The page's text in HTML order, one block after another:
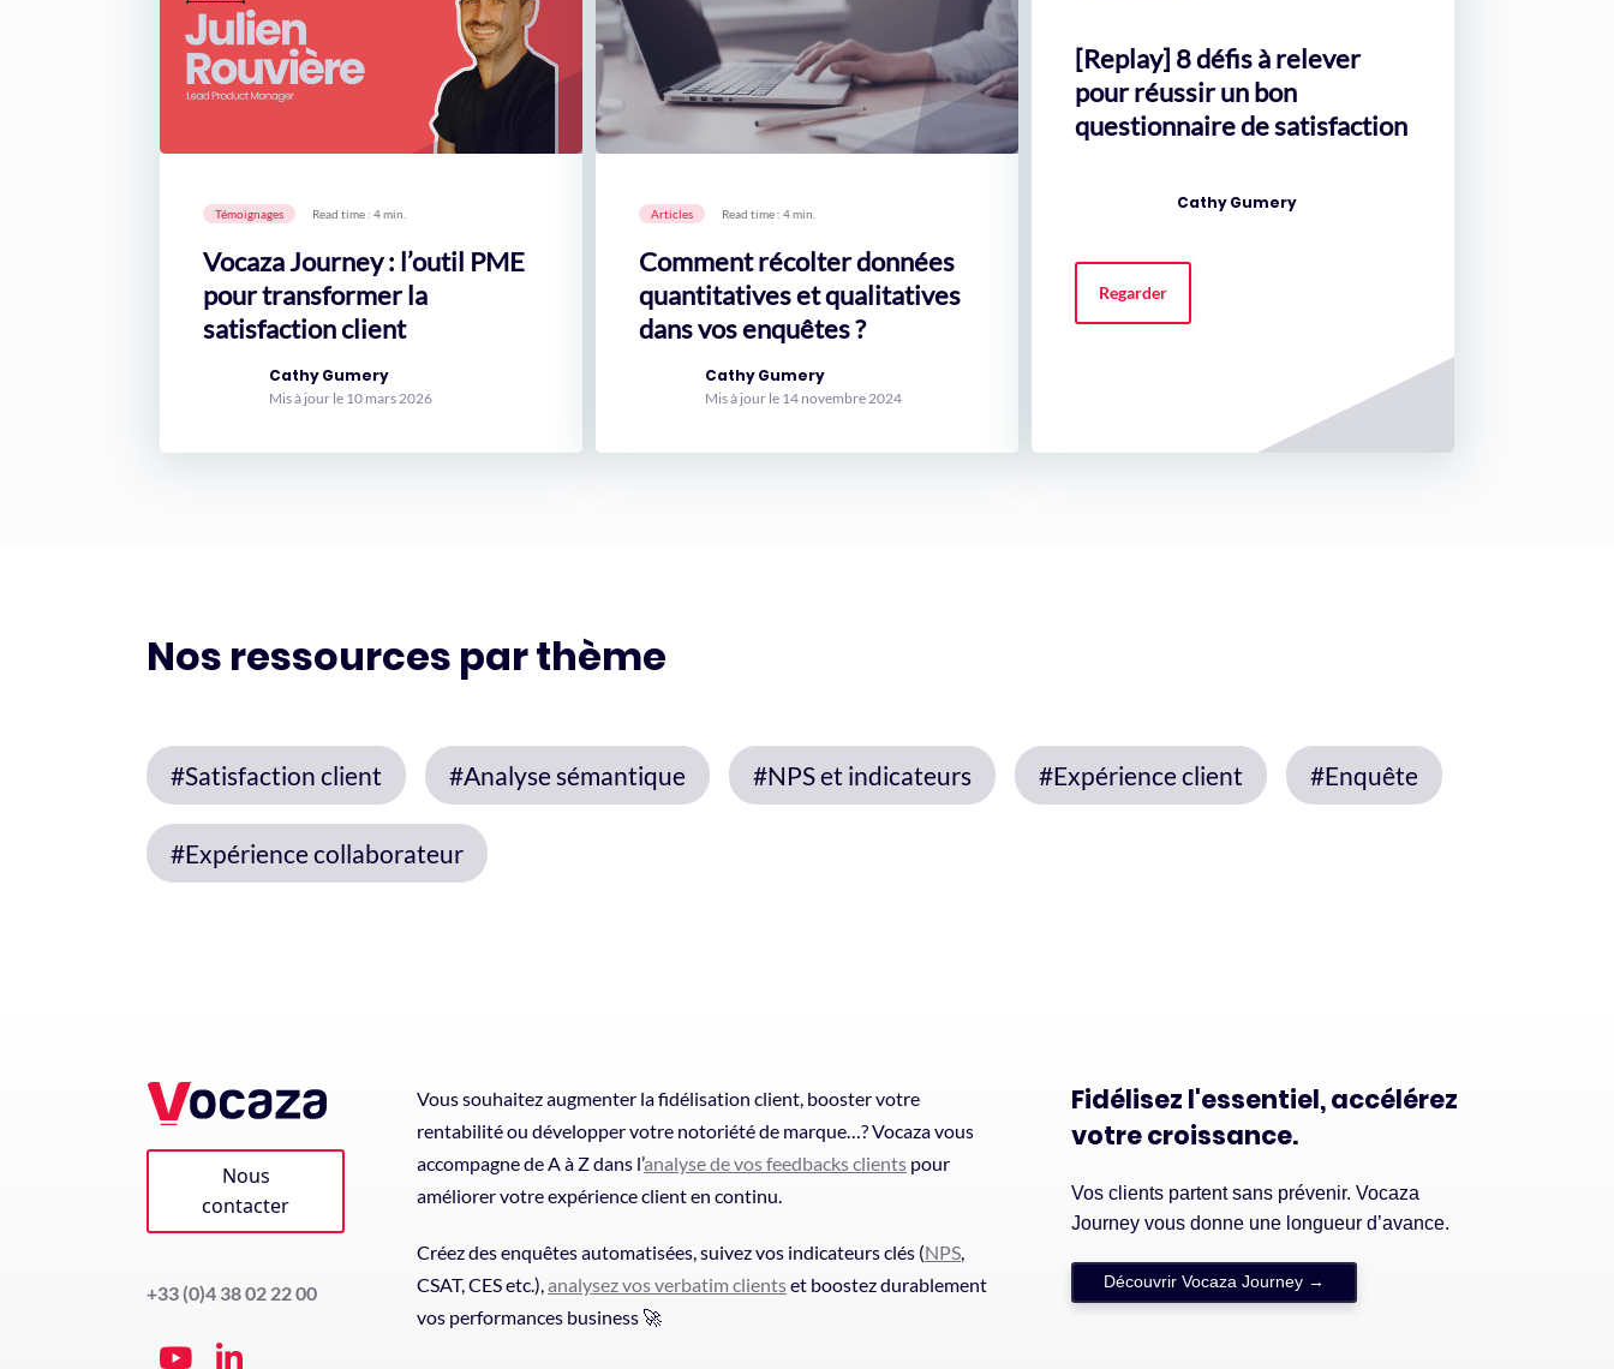
Témoignages Read time : 4 min.
Vocaza Journey : l’outil PME
pour transformer la
satisfaction client
Cathy Gumery
Mis à jour le 10 mars 2026
Articles Read time : 4 min.
Comment récolter données
quantitatives et qualitatives
dans vos enquêtes ?
Cathy Gumery
Mis à jour le 14 novembre 2024
[Replay] 8 défis à relever
pour réussir un bon
questionnaire de satisfaction
Cathy Gumery
Regarder
Nos ressources par thème
#Satisfaction client #Analyse sémantique #NPS et indicateurs #Expérience client #Enquête
#Expérience collaborateur
Nous
contacter
+33 (0)4 38 02 22 00
Vous souhaitez augmenter la fidélisation client, booster votre
rentabilité ou développer votre notoriété de marque…? Vocaza vous
accompagne de A à Z dans l’analyse de vos feedbacks clients pour
améliorer votre expérience client en continu.
Créez des enquêtes automatisées, suivez vos indicateurs clés (NPS,
CSAT, CES etc.),analysez vos verbatim clientset boostez durablement
vos performances business 🚀
Fidélisez l'essentiel, accélérez
votre croissance.
Vos clients partent sans prévenir. Vocaza
Journey vous donne une longueur d’avance.
Découvrir Vocaza Journey →